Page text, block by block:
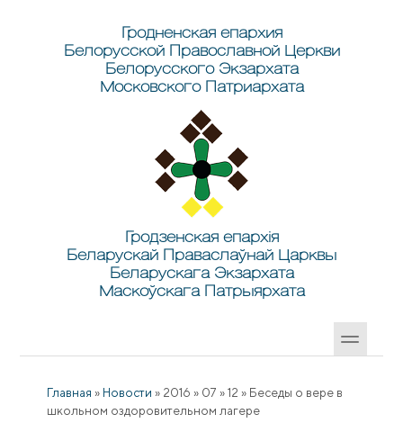
Гродненская епархия
Белорусской Православной Церкви
Белорусского Экзархата
Московского Патриархата
Гродзенская епархія
Беларускай Праваслаўнай Царквы
Беларускага Экзархата
Маскоўскага Патрыярхата
Главная » Новости » 2016 » 07 » 12 » Беседы о вере в
школьном оздоровительном лагере